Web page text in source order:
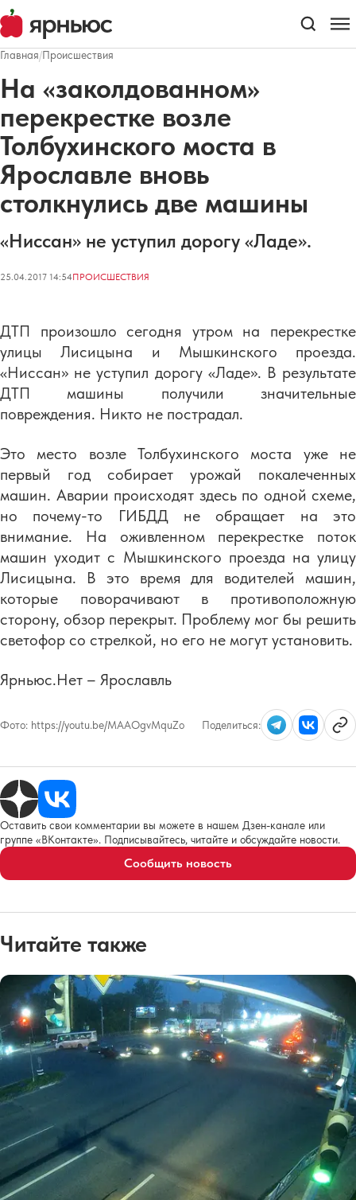
Главная/Происшествия
На «заколдованном»
перекрестке возле
Толбухинского моста в
Ярославле вновь
столкнулись две машины
«Ниссан» не уступил дорогу «Ладе».
25.04.2017 14:54ПРОИСШЕСТВИЯ
ДТП произошло сегодня утром на перекрестке
улицы Лисицына и Мышкинского проезда.
«Ниссан» не уступил дорогу «Ладе». В результате
ДТП машины получили значительные
повреждения. Никто не пострадал.
Это место возле Толбухинского моста уже не
первый год собирает урожай покалеченных
машин. Аварии происходят здесь по одной схеме,
но почему-то ГИБДД не обращает на это
внимание. На оживленном перекрестке поток
машин уходит с Мышкинского проезда на улицу
Лисицына. В это время для водителей машин,
которые поворачивают в противоположную
сторону, обзор перекрыт. Проблему мог бы решить
светофор со стрелкой, но его не могут установить.
Ярньюс.Нет – Ярославль
Фото: https://youtu.be/MAAOgvMquZo Поделиться:
Оставить свои комментарии вы можете в нашем Дзен-канале или
группе «ВКонтакте». Подписывайтесь, читайте и обсуждайте новости.
Сообщить новость
Читайте также